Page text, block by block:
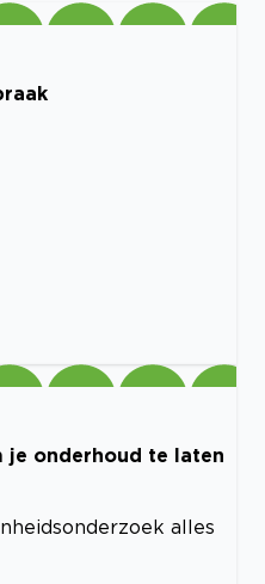
je onderhoud te laten
alles